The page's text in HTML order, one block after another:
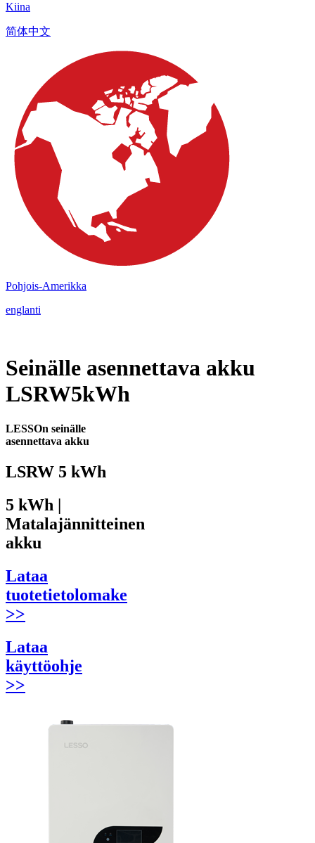
Kiina
简体中文
Pohjois-Amerikka
englanti
Seinälle asennettava akku
LSRW5kWh
LESSOn seinälle
asennettava akku
LSRW 5 kWh
5 kWh |
Matalajännitteinen
akku
Lataa
tuotetietolomake
>>
Lataa
käyttöohje
>>